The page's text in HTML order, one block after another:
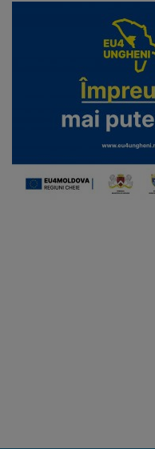
Administrație
Primărie
Primar
Viceprimari